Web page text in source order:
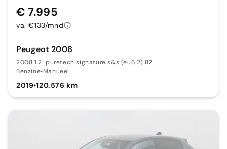
Peugeot 2008
2008 1.2i puretech signature s&s (eu6.2) 82
Benzine•Manueel
2019•120.576 km
€ 7.995
va. €133/mnd